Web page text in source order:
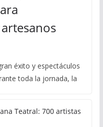
éxito y espectáculos
toda la jornada, la
Teatral: 700 artistas